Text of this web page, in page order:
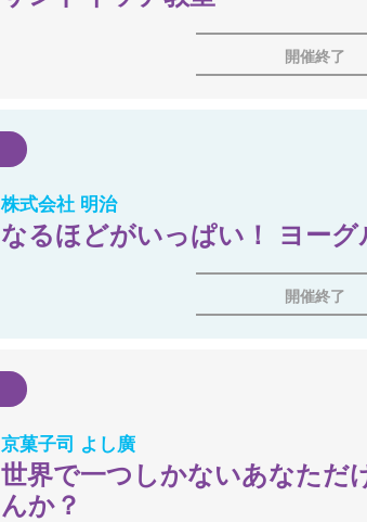
開催終了
株式会社 明治
なるほどがいっぱい！ ヨーグ
開催終了
京菓子司 よし廣
世界で一つしかないあなただ
んか？